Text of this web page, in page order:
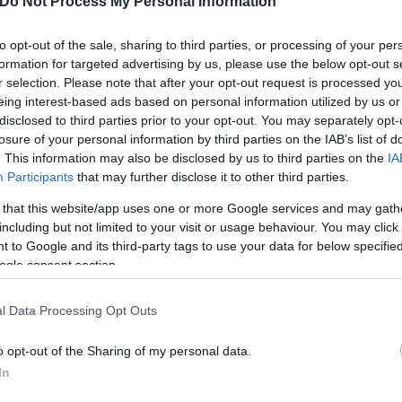
opt-out of the sale, sharing to third parties, or processing of your
for targeted advertising by us, please use the below opt-out
selection. Please note that after your opt-out request is processed
interest-based ads based on personal information utilized by us
to third parties prior to your opt-out. You may separately
of your personal information by third parties on the IAB’s list of
This information may also be disclosed by us to third parties on the
Participants that may further disclose it to other third parties.
that this website/app uses one or more Google services and may
but not limited to your visit or usage behaviour. You may
to Google and its third-party tags to use your data for below
consent section.
Data Processing Opt Outs
opt-out of the Sharing of my personal data.
στο Διοικητικό Πρωτοδικείο Αθηνών,
προσωρινής διαταγής (και τα δύο έχουν ως
Πρωτοδικείο Αθηνών στις αρχές του
παρέπεμψε την υπόθεση στο Εφετείο, λόγω
εμπόδισε να «παγώσει» την απόφαση σφράγισης,
για την υπόθεση. Τον Ιανουάριο (με μια
Τουρισμού επανήλθε, αυτή τη φορά στο
Λίγες ημέρες αργότερα, το Εφετείο έκανε
τους παράνομους ορόφους του ξενοδοχείου
του ΣτΕ). Το υπουργείο Τουρισμού
το αυθαίρετο τμήμα, το οποίο όμως δεν είχε